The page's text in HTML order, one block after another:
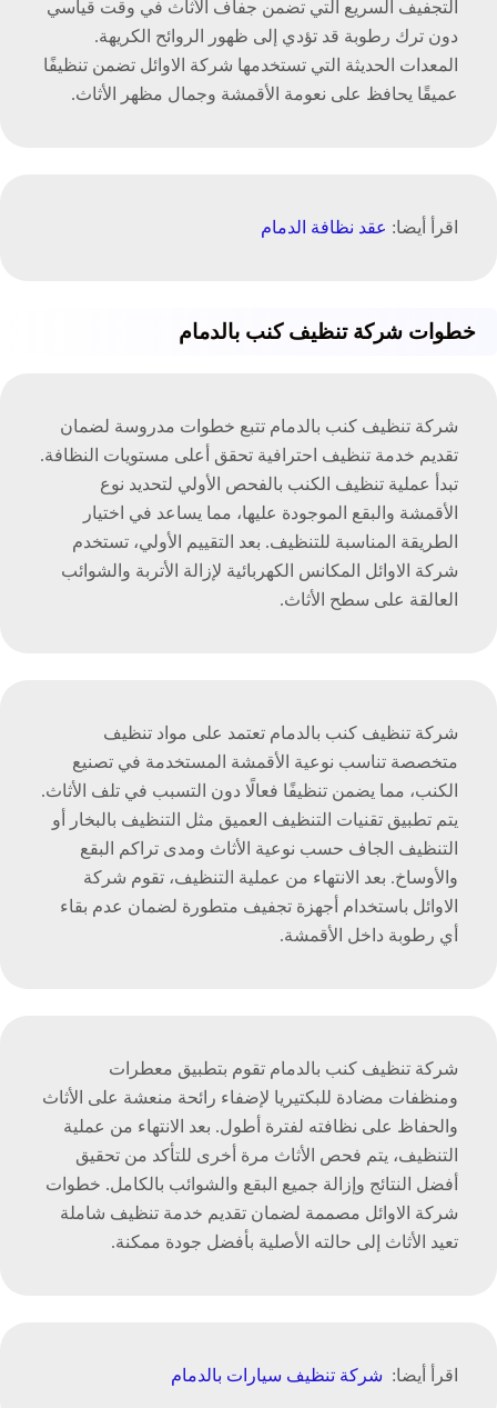
التجفيف السريع التي تضمن جفاف الأثاث في وقت قياسي
دون ترك رطوبة قد تؤدي إلى ظهور الروائح الكريهة.
المعدات الحديثة التي تستخدمها شركة الاوائل تضمن تنظيفًا
عميقًا يحافظ على نعومة الأقمشة وجمال مظهر الأثاث.
اقرأ أيضا: عقد نظافة الدمام
خطوات شركة تنظيف كنب بالدمام
شركة تنظيف كنب بالدمام تتبع خطوات مدروسة لضمان
تقديم خدمة تنظيف احترافية تحقق أعلى مستويات النظافة.
تبدأ عملية تنظيف الكنب بالفحص الأولي لتحديد نوع
الأقمشة والبقع الموجودة عليها، مما يساعد في اختيار
الطريقة المناسبة للتنظيف. بعد التقييم الأولي، تستخدم
شركة الاوائل المكانس الكهربائية لإزالة الأتربة والشوائب
العالقة على سطح الأثاث.
شركة تنظيف كنب بالدمام تعتمد على مواد تنظيف
متخصصة تناسب نوعية الأقمشة المستخدمة في تصنيع
الكنب، مما يضمن تنظيفًا فعالًا دون التسبب في تلف الأثاث.
يتم تطبيق تقنيات التنظيف العميق مثل التنظيف بالبخار أو
التنظيف الجاف حسب نوعية الأثاث ومدى تراكم البقع
والأوساخ. بعد الانتهاء من عملية التنظيف، تقوم شركة
الاوائل باستخدام أجهزة تجفيف متطورة لضمان عدم بقاء
أي رطوبة داخل الأقمشة.
شركة تنظيف كنب بالدمام تقوم بتطبيق معطرات
ومنظفات مضادة للبكتيريا لإضفاء رائحة منعشة على الأثاث
والحفاظ على نظافته لفترة أطول. بعد الانتهاء من عملية
التنظيف، يتم فحص الأثاث مرة أخرى للتأكد من تحقيق
أفضل النتائج وإزالة جميع البقع والشوائب بالكامل. خطوات
شركة الاوائل مصممة لضمان تقديم خدمة تنظيف شاملة
تعيد الأثاث إلى حالته الأصلية بأفضل جودة ممكنة.
اقرأ أيضا: شركة تنظيف سيارات بالدمام